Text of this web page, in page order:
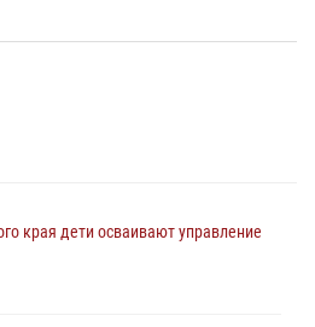
края дети осваивают управление